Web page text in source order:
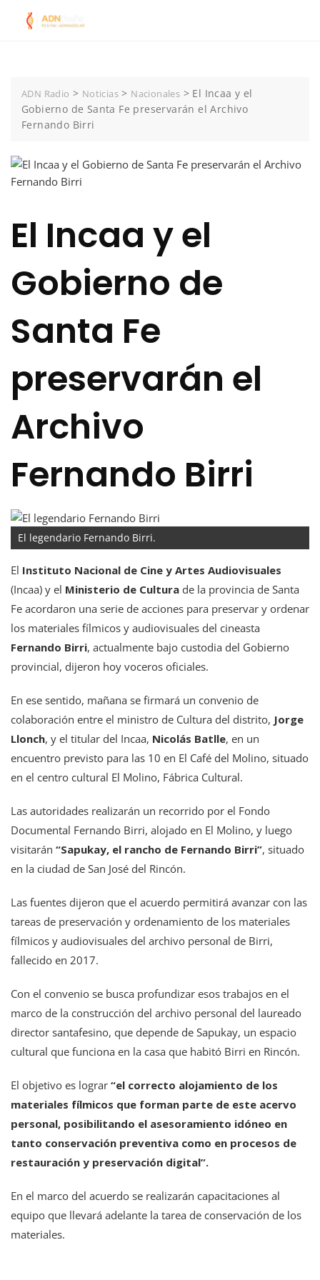
ADN Radio > Noticias > Nacionales > El Incaa y el
Gobierno de Santa Fe preservarán el Archivo
Fernando Birri
El Incaa y el
Gobierno de
Santa Fe
preservarán el
Archivo
Fernando Birri
El legendario Fernando Birri.
El Instituto Nacional de Cine y Artes Audiovisuales
(Incaa) y el Ministerio de Cultura de la provincia de Santa
Fe acordaron una serie de acciones para preservar y ordenar
los materiales fílmicos y audiovisuales del cineasta
Fernando Birri, actualmente bajo custodia del Gobierno
provincial, dijeron hoy voceros oficiales.
En ese sentido, mañana se firmará un convenio de
colaboración entre el ministro de Cultura del distrito, Jorge
Llonch, y el titular del Incaa, Nicolás Batlle, en un
encuentro previsto para las 10 en El Café del Molino, situado
en el centro cultural El Molino, Fábrica Cultural.
Las autoridades realizarán un recorrido por el Fondo
Documental Fernando Birri, alojado en El Molino, y luego
visitarán “Sapukay, el rancho de Fernando Birri”, situado
en la ciudad de San José del Rincón.
Las fuentes dijeron que el acuerdo permitirá avanzar con las
tareas de preservación y ordenamiento de los materiales
fílmicos y audiovisuales del archivo personal de Birri,
fallecido en 2017.
Con el convenio se busca profundizar esos trabajos en el
marco de la construcción del archivo personal del laureado
director santafesino, que depende de Sapukay, un espacio
cultural que funciona en la casa que habitó Birri en Rincón.
El objetivo es lograr “el correcto alojamiento de los
materiales fílmicos que forman parte de este acervo
personal, posibilitando el asesoramiento idóneo en
tanto conservación preventiva como en procesos de
restauración y preservación digital”.
En el marco del acuerdo se realizarán capacitaciones al
equipo que llevará adelante la tarea de conservación de los
materiales.